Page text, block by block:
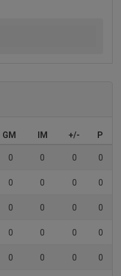
GM IM +/- P
0 0 0 0
0 0 0 0
0 0 0 0
0 0 0 0
0 0 0 0